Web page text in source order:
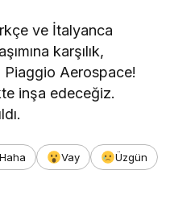
ve İtalyanca
karşılık,
Piaggio Aerospace!
inşa edeceğiz.
Haha Vay
Üzgün